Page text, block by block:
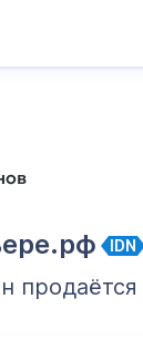
IDN
продаётся